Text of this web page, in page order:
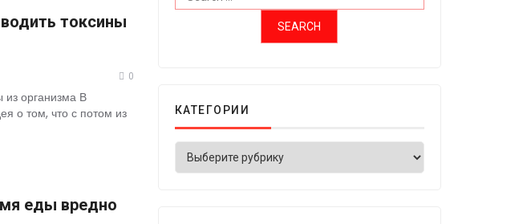
токсины
0
из организма В
о том, что с потом из
еды вредно
КАТЕГОРИИ